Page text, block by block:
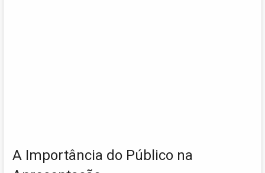
A Importância do Público na